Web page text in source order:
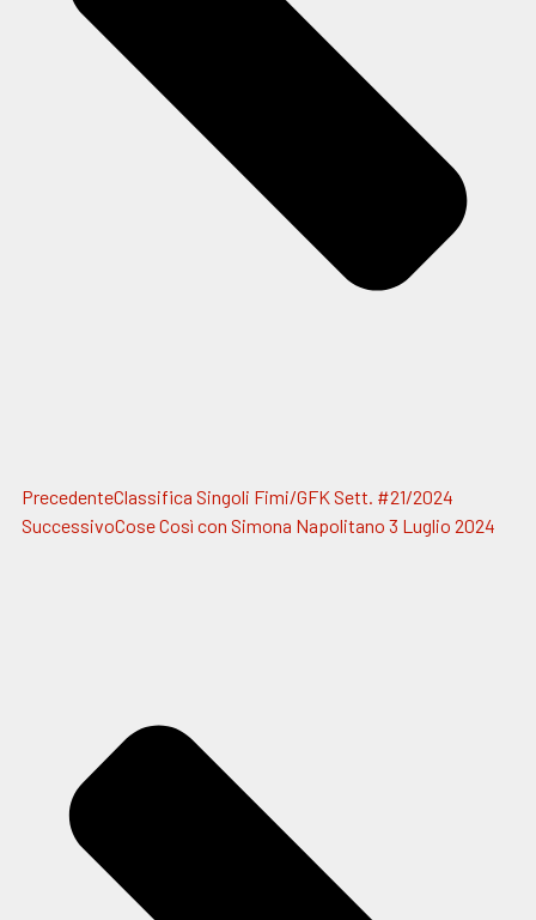
PrecedenteClassifica Singoli Fimi/GFK Sett. #21/2024
SuccessivoCose Così con Simona Napolitano 3 Luglio 2024